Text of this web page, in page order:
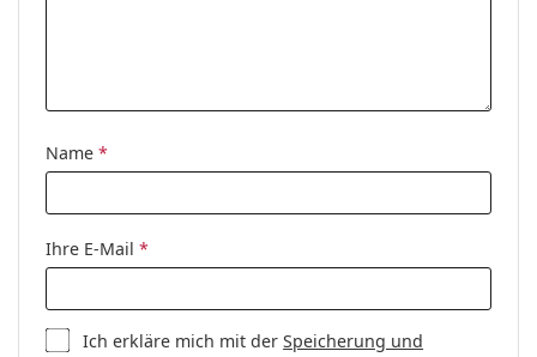
Name *
Ihre E-Mail *
Ich erkläre mich mit derSpeicherung und